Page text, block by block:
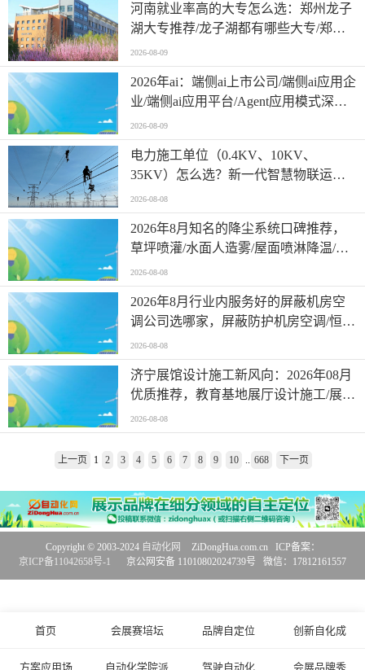
河南就业率高的大专怎么选：郑州龙子
湖大专推荐/龙子湖都有哪些大专/郑州
大专中外合办与商科专业深度解析
2026-08-09
2026年ai：端侧ai上市公司/端侧ai应用企
业/端侧ai应用平台/Agent应用模式深度
观察
2026-08-09
电力施工单位（0.4KV、10KV、
35KV）怎么选？新一代智慧物联运维
服务商or传统老牌施工单位?
2026-08-08
2026年8月知名的降尘系统口碑推荐，
草坪喷灌/水面人造雾/屋面喷淋降温/车
间降尘/喷淋降温，降尘系统服务商推荐
2026-08-08
2026年8月行业内服务好的屏蔽机房空
调公司选哪家，屏蔽防护机房空调/恒温
恒湿空调，屏蔽机房空调批发厂家找哪
家
2026-08-08
济宁展馆设计施工新风向：2026年08月
优质推荐，教育基地展厅设计施工/展馆
设计施工，展馆设计施工工程商怎么选
择
2026-08-08
上一页 1 2 3 4 5 6 7 8 9 10 668 下一页
首页 会展赛培坛 品牌自定位 创新自化成
方案应用场 自动化学院派 驾驶自动化 会展品牌秀
Copyright © 2003-2024 自动化网
ZiDongHua.com.cn ICP备案：
京ICP备11042658号-1
京公网安备 11010802024739号 微信：17812161557